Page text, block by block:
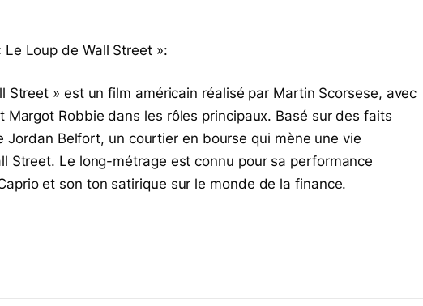
Le Loup de Wall Street »:
Street » est un film américain réalisé par Martin Scorsese, avec
Margot Robbie dans les rôles principaux. Basé sur des faits
Jordan Belfort, un courtier en bourse qui mène une vie
Street. Le long-métrage est connu pour sa performance
et son ton satirique sur le monde de la finance.